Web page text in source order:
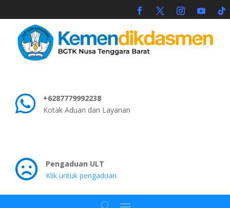

+6287779992238
Kotak Aduan dan Layanan

Pengaduan ULT
Klik untuk pengaduan